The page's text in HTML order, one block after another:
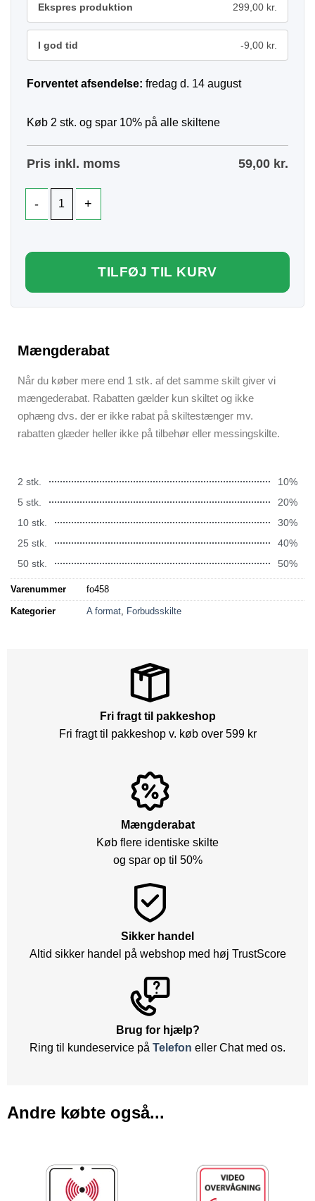
Ekspres produktion 299,00 kr.
I god tid -9,00 kr.
Forventet afsendelse: fredag d. 14 august
Køb 2 stk. og spar 10% på alle skiltene
Pris inkl. moms 59,00 kr.
TILFØJ TIL KURV
Mængderabat
Når du køber mere end 1 stk. af det samme skilt giver vi
mængederabat. Rabatten gælder kun skiltet og ikke
ophæng dvs. der er ikke rabat på skiltestænger mv.
rabatten glæder heller ikke på tilbehør eller messingskilte.
2 stk.
10%
5 stk.
20%
10 stk.
30%
25 stk.
40%
50 stk.
50%
Varenummer fo458
Kategorier A format, Forbudsskilte
Fri fragt til pakkeshop
Fri fragt til pakkeshop v. køb over 599 kr
Mængderabat
Køb flere identiske skilte
og spar op til 50%
Sikker handel
Altid sikker handel på webshop med høj TrustScore
Brug for hjælp?
Ring til kundeservice på Telefon eller Chat med os.
Andre købte også...